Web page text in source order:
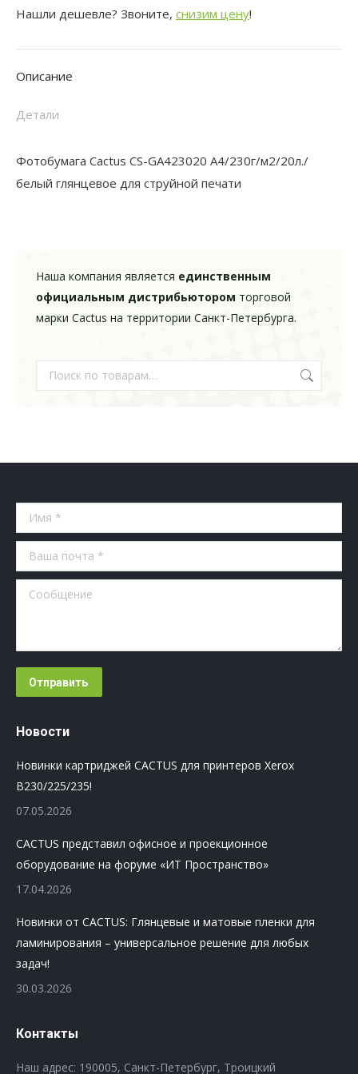
GA423020
белый
печати
Нашли дешевле? Звоните, снизим цену!
Описание
Детали
Фотобумага Cactus CS-GA423020 A4/230г/м2/20л./
белый глянцевое для струйной печати
Наша компания является единственным
официальным дистрибьютором торговой
марки Cactus на территории Санкт-Петербурга.
Имя *
Ваша почта *
Сообщение
Отправить
Новости
Новинки картриджей CACTUS для принтеров Xerox
B230/225/235!
07.05.2026
CACTUS представил офисное и проекционное
оборудование на форуме «ИТ Пространство»
17.04.2026
Новинки от CACTUS: Глянцевые и матовые пленки для
ламинирования – универсальное решение для любых
задач!
30.03.2026
Контакты
Наш адрес: 190005, Санкт-Петербург, Троицкий